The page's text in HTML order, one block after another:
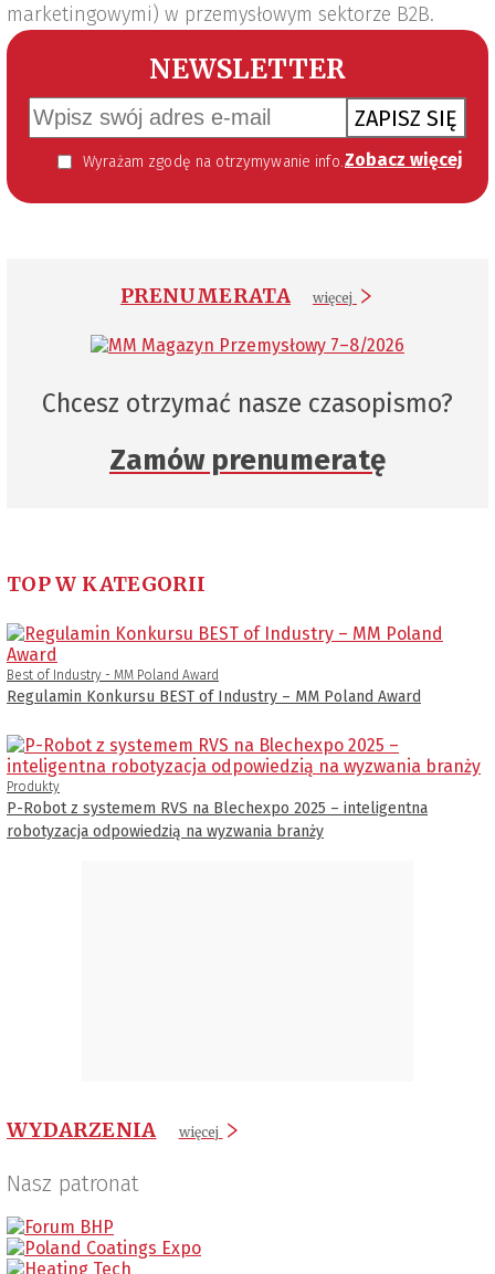
marketingowymi) w przemysłowym sektorze B2B.
NEWSLETTER
ZAPISZ SIĘ
Wyrażam zgodę na otrzymywanie informacji handlowej kierowanej do mnie za pomocą środków komunikacji elektronicznej w szczególności poczty elektronicznej zgodnie z przepisem art. 10 ust 2 ustawy z dnia 18 lipca 2002 roku o świadczeniu usług drogą elektroniczną (Dz. U. 144 z 2002 r. poz. 1204). Zgoda jest dobrowolna, jednak jej wyrażenie jest konieczne, aby otrzymywać newsletter. Zobacz więcej
PRENUMERATA więcej
Chcesz otrzymać nasze czasopismo?
Zamów prenumeratę
TOP W KATEGORII
Best of Industry - MM Poland Award
Regulamin Konkursu BEST of Industry – MM Poland Award
Produkty
P-Robot z systemem RVS na Blechexpo 2025 – inteligentna
robotyzacja odpowiedzią na wyzwania branży
WYDARZENIA więcej
Nasz patronat